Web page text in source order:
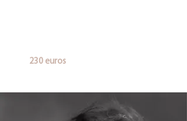
230 euros